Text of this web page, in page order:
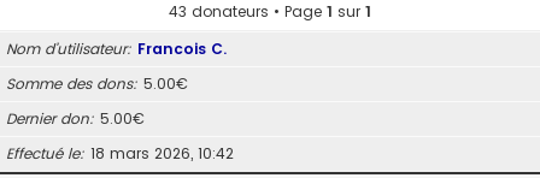
43 donateurs • Page 1 sur 1
Nom d’utilisateur Francois C.
Somme des dons 5.00€
Dernier don 5.00€
Effectué le 18 mars 2026, 10:42